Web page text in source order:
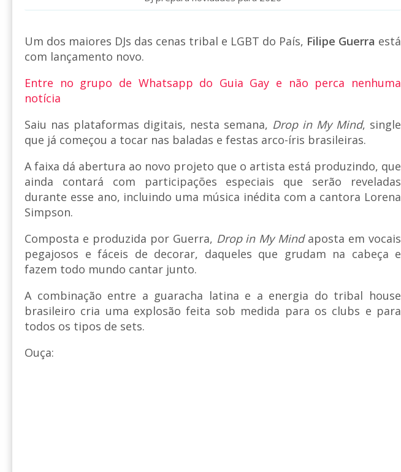
Um dos maiores DJs das cenas tribal e LGBT do País, Filipe Guerra está
com lançamento novo.
Entre no grupo de Whatsapp do Guia Gay e não perca nenhuma
notícia
Saiu nas plataformas digitais, nesta semana, Drop in My Mind, single
que já começou a tocar nas baladas e festas arco-íris brasileiras.
A faixa dá abertura ao novo projeto que o artista está produzindo, que
ainda contará com participações especiais que serão reveladas
durante esse ano, incluindo uma música inédita com a cantora Lorena
Simpson.
Composta e produzida por Guerra, Drop in My Mindaposta em vocais
pegajosos e fáceis de decorar, daqueles que grudam na cabeça e
fazem todo mundo cantar junto.
A combinação entre a guaracha latina e a energia do tribal house
brasileiro cria uma explosão feita sob medida para os clubs e para
todos os tipos de sets.
Ouça: